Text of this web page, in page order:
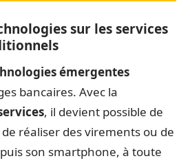
sur les services
émergentes
bancaires. Avec la
, il devient possible de
réaliser des virements ou de
son smartphone, à toute